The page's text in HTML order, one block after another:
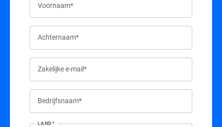
Voornaam*
Achternaam*
Zakelijke e-mail*
Bedrijfsnaam*
LAND*